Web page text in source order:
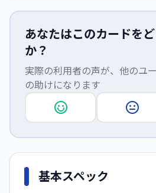
あなたはこのカードを
か？
実際の利用者の声が、他のユ
の助けになります
基本スペック